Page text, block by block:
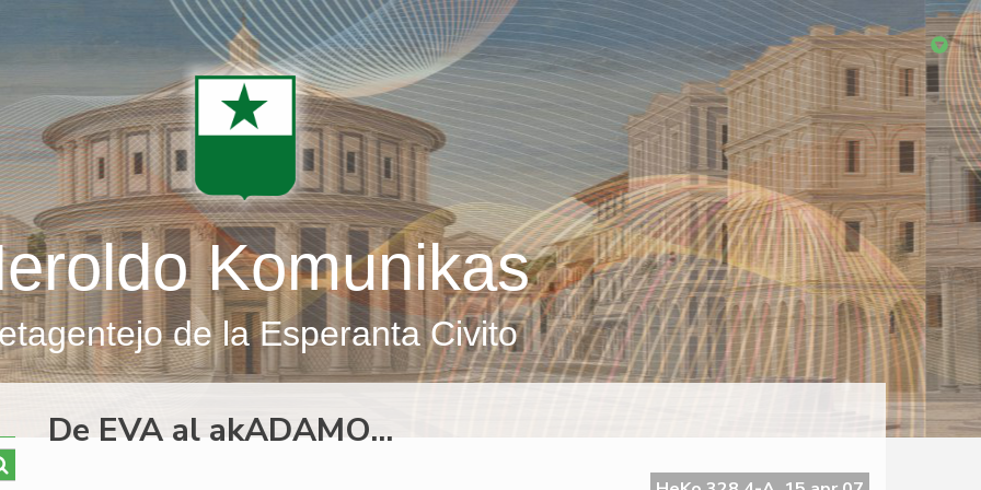
Komunikas
de la Esperanta Civito
De EVA al akADAMO...